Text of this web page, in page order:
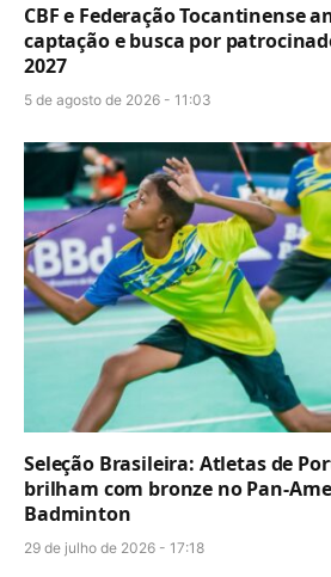
CBF e Federação Tocantinense
captação e busca por
2027
5 de agosto de 2026 - 11:03
Seleção Brasileira: Atletas de
brilham com bronze no Pan-
Badminton
29 de julho de 2026 - 17:18